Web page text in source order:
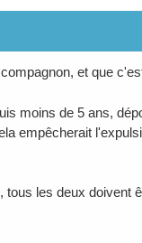
et que
moins de 5 ans,
empêcherait
tous les deux doivent